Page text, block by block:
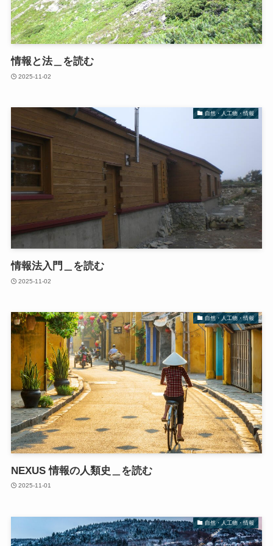
情報と法＿を読む
2025-11-02
自然・人工物・情報
情報法入門＿を読む
2025-11-02
自然・人工物・情報
NEXUS 情報の人類史＿を読む
2025-11-01
自然・人工物・情報